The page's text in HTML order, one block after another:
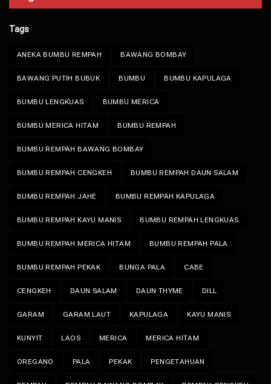
Tags
ANEKA BUMBU REMPAH BAWANG BOMBAY
BAWANG PUTIH BUBUK BUMBU BUMBU KAPULAGA
BUMBU LENGKUAS BUMBU MERICA
BUMBU MERICA HITAM BUMBU REMPAH
BUMBU REMPAH BAWANG BOMBAY
BUMBU REMPAH CENGKEH BUMBU REMPAH DAUN SALAM
BUMBU REMPAH JAHE BUMBU REMPAH KAPULAGA
BUMBU REMPAH KAYU MANIS BUMBU REMPAH LENGKUAS
BUMBU REMPAH MERICA HITAM BUMBU REMPAH PALA
BUMBU REMPAH PEKAK BUNGA PALA CABE
CENGKEH DAUN SALAM DAUN THYME DILL
GARAM GARAM LAUT KAPULAGA KAYU MANIS
KUNYIT LAOS MERICA MERICA HITAM
OREGANO PALA PEKAK PENGETAHUAN